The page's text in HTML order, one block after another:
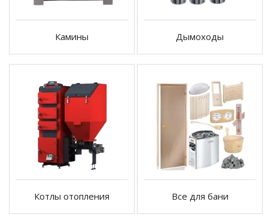
Камины Дымоходы
Котлы отопления Все для бани